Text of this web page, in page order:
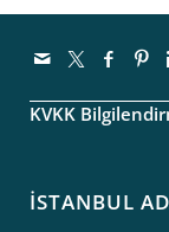
KVKK
İSTANBUL